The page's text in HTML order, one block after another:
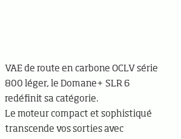
VAE de route en carbone OCLV série
800 léger, le Domane+ SLR 6
redéfinit sa catégorie.
Le moteur compact et sophistiqué
transcende vos sorties avec